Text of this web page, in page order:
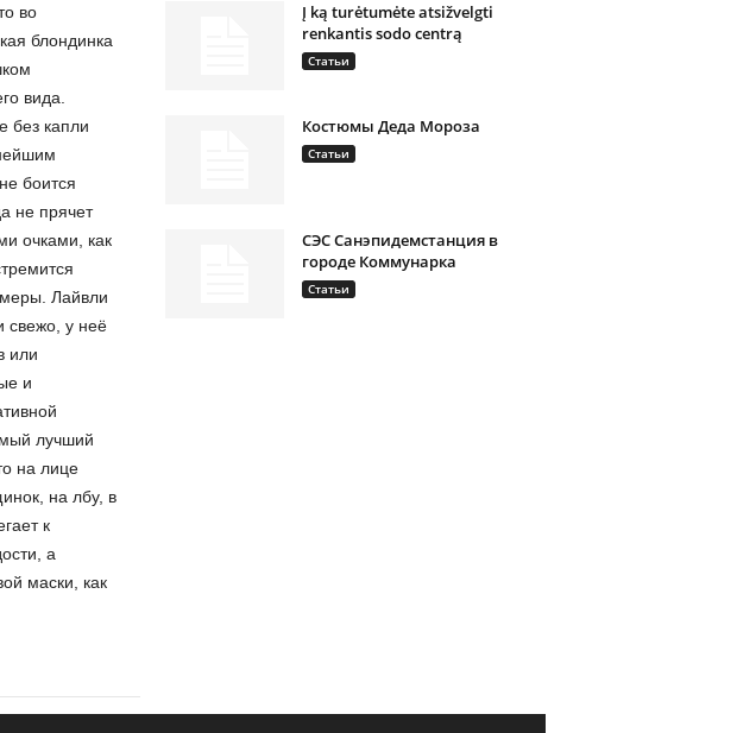
во
блондинка
вида.
без капли
боится
не прячет
очками, как
Лайвли
свежо, у неё
или
и
лучший
на лице
на лбу, в
к
а
маски, как
Į ką turėtumėte atsižvelgti
renkantis sodo centrą
Статьи
Костюмы Деда Мороза
Статьи
СЭС Санэпидемстанция в
городе Коммунарка
Статьи